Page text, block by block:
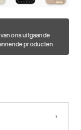
ons uitgaande
producten